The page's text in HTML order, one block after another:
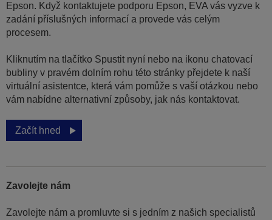
Epson. Když kontaktujete podporu Epson, EVA vás vyzve k
zadání příslušných informací a provede vás celým
procesem.
Kliknutím na tlačítko Spustit nyní nebo na ikonu chatovací
bubliny v pravém dolním rohu této stránky přejdete k naší
virtuální asistentce, která vám pomůže s vaší otázkou nebo
vám nabídne alternativní způsoby, jak nás kontaktovat.
Začít hned
Zavolejte nám
Zavolejte nám a promluvte si s jedním z našich specialistů